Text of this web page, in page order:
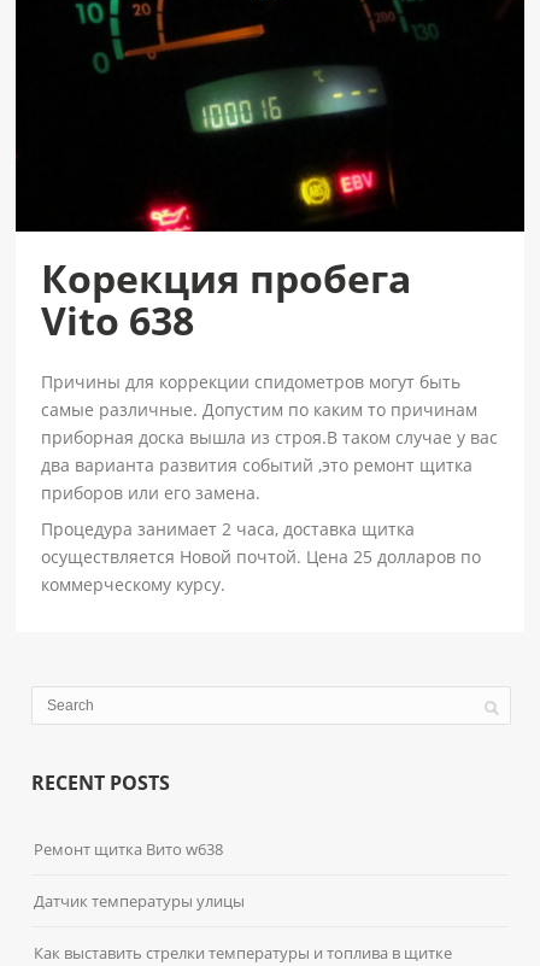
Корекция пробега
Vito 638
Причины для коррекции спидометров могут быть
самые различные. Допустим по каким то причинам
приборная доска вышла из строя.В таком случае у вас
два варианта развития событий ,это ремонт щитка
приборов или его замена.
Процедура занимает 2 часа, доставка щитка
осуществляется Новой почтой. Цена 25 долларов по
коммерческому курсу.
RECENT POSTS
Ремонт щитка Вито w638
Датчик температуры улицы
Как выставить стрелки температуры и топлива в щитке